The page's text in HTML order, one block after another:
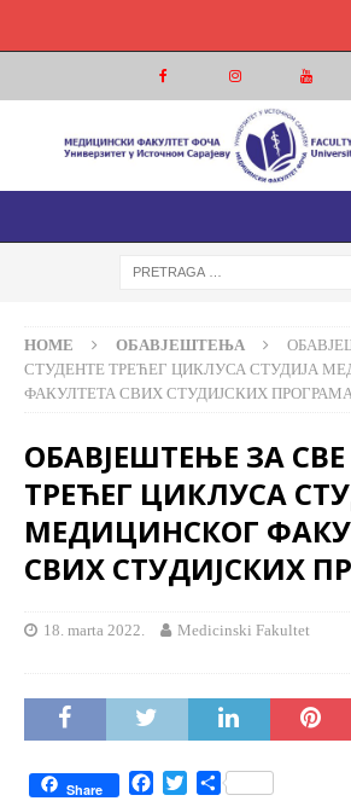
МЕДИЦИНСКИ
МЕДИЦИНСКИ ФАКУЛТЕТ
HOME ОБАВЈЕШТЕЊА
СТУДЕНТЕ ТРЕЋЕГ ЦИКЛУСА СТУДИЈА
ФАКУЛТЕТА СВИХ СТУДИЈСКИХ ПРОГРАМА
OБАВЈЕШТЕЊЕ ЗА
ТРЕЋЕГ ЦИКЛУСА
МЕДИЦИНСКОГ
СВИХ СТУДИЈСКИХ
18. marta 2022. Medicinski Fakultet
Share
S